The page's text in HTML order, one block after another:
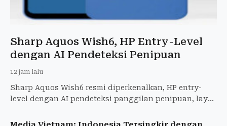
Sharp Aquos Wish6, HP Entry-Level
dengan AI Pendeteksi Penipuan
12 jam lalu
Sharp Aquos Wish6 resmi diperkenalkan, HP entry-
level dengan AI pendeteksi panggilan penipuan, layar
September 20